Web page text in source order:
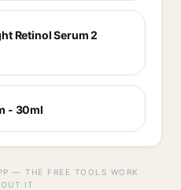
Retinol Serum 2
- 30ml
— THE FREE TOOLS WORK
IT